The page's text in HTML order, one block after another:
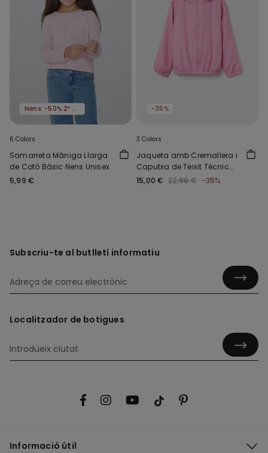
Nens: -50% 2º article
6 Colors
Samarreta Màniga Llarga
de Cotó Bàsic Nens Unisex
5,99 €
-35%
3 Colors
Jaqueta amb Cremallera i
Caputxa de Teixit Tècnic
Nens Unisex
15,00 € 22,99 € -35%
Subscriu-te al butlletí informatiu
Localitzador de botigues
Informació útil